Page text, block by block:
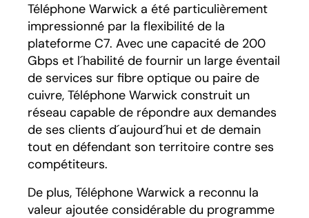
Téléphone Warwick a été particulièrement
impressionné par la flexibilité de la
plateforme C7. Avec une capacité de 200
Gbps et l´habilité de fournir un large éventail
de services sur fibre optique ou paire de
cuivre, Téléphone Warwick construit un
réseau capable de répondre aux demandes
de ses clients d´aujourd´hui et de demain
tout en défendant son territoire contre ses
compétiteurs.
De plus, Téléphone Warwick a reconnu la
valeur ajoutée considérable du programme